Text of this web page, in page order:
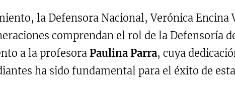
la Defensora Nacional, Verónica Encina
comprendan el rol de la Defensoría
a la profesora Paulina Parra, cuya
ha sido fundamental para el éxito de